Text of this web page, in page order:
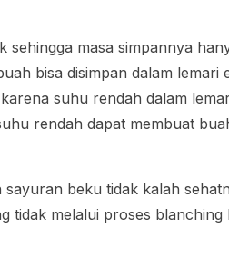
masa simpannya
bisa disimpan dalam lemari
suhu rendah dalam
rendah dapat membuat
beku tidak kalah
tidak melalui proses blanching